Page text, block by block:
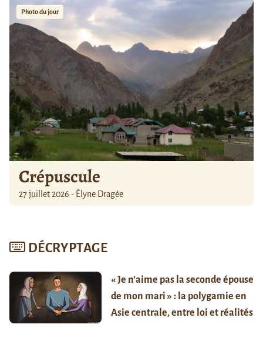
Photo du jour
Crépuscule
27 juillet 2026 - Élyne Dragée
DÉCRYPTAGE
« Je n’aime pas la seconde épouse
de mon mari » : la polygamie en
Asie centrale, entre loi et réalités